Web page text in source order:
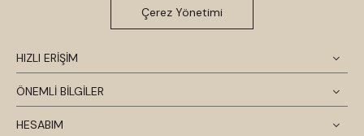
HIZLI ERİŞİM
ÖNEMLİ BİLGİLER
HESABIM
Çerez Yönetimi